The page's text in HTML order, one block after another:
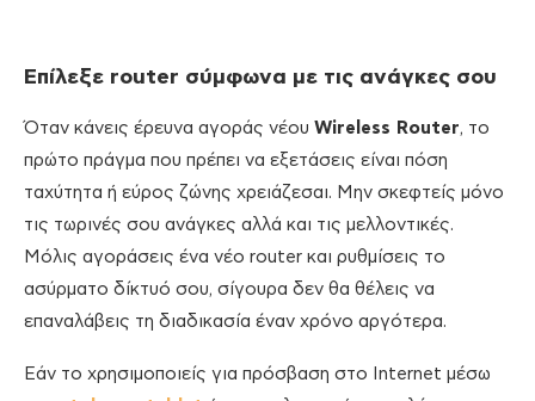
Επίλεξε router σύμφωνα με τις ανάγκες σου
Όταν κάνεις έρευνα αγοράς νέου Wireless Router, το
πρώτο πράγμα που πρέπει να εξετάσεις είναι πόση
ταχύτητα ή εύρος ζώνης χρειάζεσαι. Μην σκεφτείς μόνο
τις τωρινές σου ανάγκες αλλά και τις μελλοντικές.
Μόλις αγοράσεις ένα νέο router και ρυθμίσεις το
ασύρματο δίκτυό σου, σίγουρα δεν θα θέλεις να
επαναλάβεις τη διαδικασία έναν χρόνο αργότερα.
Εάν το χρησιμοποιείς για πρόσβαση στο Internet μέσω